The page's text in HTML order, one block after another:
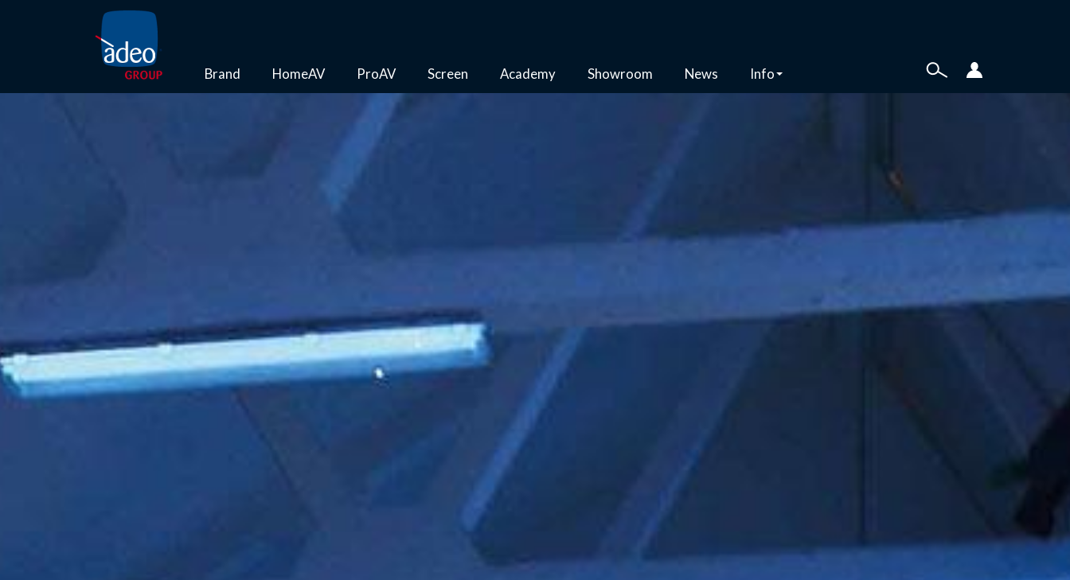
Brand HomeAV ProAV Screen Academy Showroom News Info